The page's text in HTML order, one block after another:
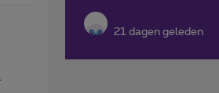
21 dagen geleden